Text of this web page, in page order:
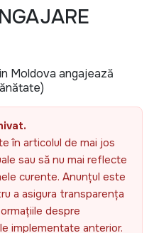
Moldova angajează
în articolul de mai jos
sau să nu mai reflecte
curente. Anunțul este
a asigura transparența
despre
implementate anterior.